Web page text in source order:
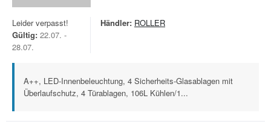
Leider verpasst!
Gültig: 22.07. -
28.07.
Händler: ROLLER
A++, LED-Innenbeleuchtung, 4 Sicherheits-Glasablagen mit
Überlaufschutz, 4 Türablagen, 106L Kühlen/1...